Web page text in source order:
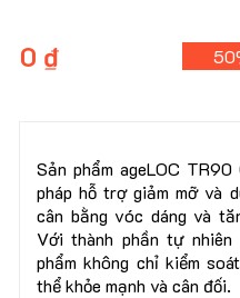
0 ₫
Sản phẩm ageLOC
pháp hỗ trợ giảm mỡ và
cân bằng vóc dáng và
Với thành phần tự
phẩm không chỉ kiểm
thể khỏe mạnh và cân đối.